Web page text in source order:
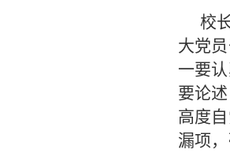
校
大党
一要
要论
高度
漏项